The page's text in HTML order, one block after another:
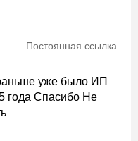
Постоянная ссылка
уже было ИП
года Спасибо Не